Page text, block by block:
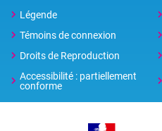
Légende
Témoins de connexion
Droits de Reproduction
Accessibilité : partiellement
conforme